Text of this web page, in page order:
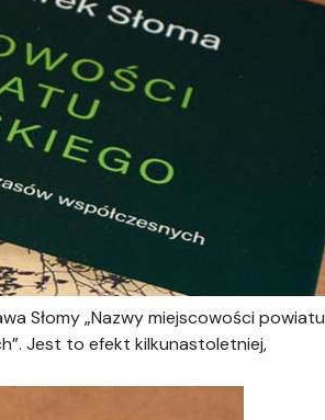
Słomy „Nazwy miejscowości powiatu
Jest to efekt kilkunastoletniej,